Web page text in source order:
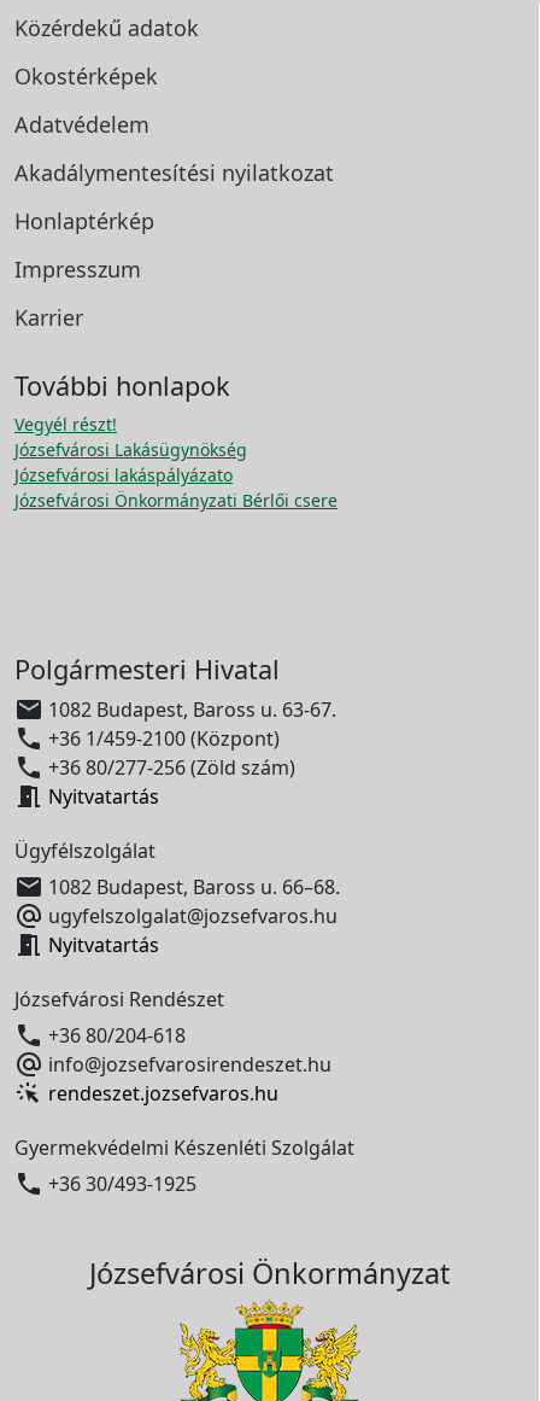
Közérdekű adatok
Okostérképek
Adatvédelem
Akadálymentesítési nyilatkozat
Honlaptérkép
Impresszum
Karrier
További honlapok
Vegyél részt!
Józsefvárosi Lakásügynökség
Józsefvárosi lakáspályázato
Józsefvárosi Önkormányzati Bérlői csere
Polgármesteri Hivatal
 1082 Budapest, Baross u. 63-67.
 +36 1/459-2100 (Központ)
 +36 80/277-256 (Zöld szám)
 Nyitvatartás
Ügyfélszolgálat
 1082 Budapest, Baross u. 66–68.
 ugyfelszolgalat@jozsefvaros.hu
 Nyitvatartás
Józsefvárosi Rendészet
 +36 80/204-618
 info@jozsefvarosirendeszet.hu
rendeszet.jozsefvaros.hu
Gyermekvédelmi Készenléti Szolgálat
 +36 30/493-1925
Józsefvárosi Önkormányzat